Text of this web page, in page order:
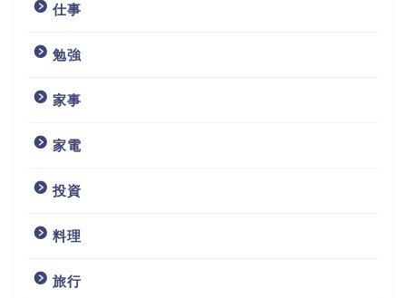
仕事
勉強
家事
家電
投資
料理
旅行